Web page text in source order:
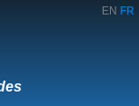
EN FR